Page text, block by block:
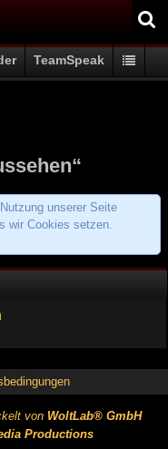
TeamSpeak
unserer Seite
wir Cookies setzen.
von WoltLab® GmbH
Productions